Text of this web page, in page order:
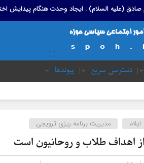
صادق (علیه السلام) : ایجاد وحدت هنگام پیدایش
دسترسی سریع پیوندها
ایلام مدیریت برنامه ریزی ترویجی
اهداف طلاب و روحانیون است